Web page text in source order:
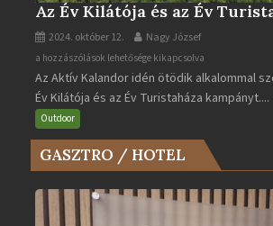
Az Év Kilátója és az Év
2024. október 12. Nagy József
Az
Év
Kilátója
és
az
Év
bejegyzéshez
a hozzászólások lehetősége kikapcsolva
Az Aktív Kalandor idén ötödik alkalommal
Év Kilátója és az Év Turistaháza kampányt....
Outdoor
GASZTRO / HOTEL